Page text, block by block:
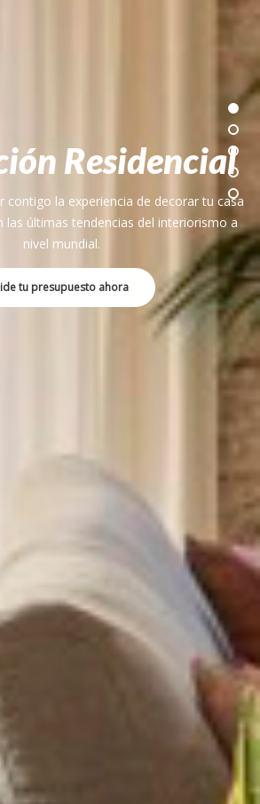
Residencial
contigo la experiencia de decorar tu casa
últimas tendencias del interiorismo a
nivel mundial.
tu presupuesto ahora